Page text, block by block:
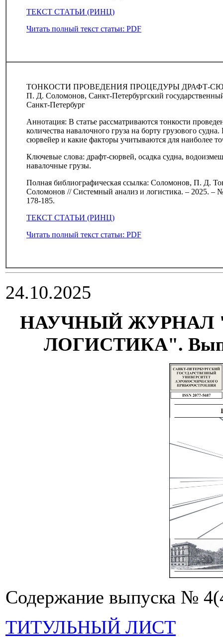
ТЕКСТ СТАТЬИ (РИНЦ)
Читать полный текст статьи: PDF
ТОНКОСТИ ПРОВЕДЕНИЯ ПРОЦЕДУРЫ ДРАФТ-
П. Д. Соломонов, Санкт-Петербургский
Санкт-Петербург
Аннотация: В статье рассматриваются тонкости
количества навалочного груза на борту грузового
сюрвейер и какие факторы учитываются для наиболее
Ключевые слова: драфт-сюрвей, осадка судна,
навалочные грузы.
Полная библиографическая ссылка: Соломонов, П. Д.
Соломонов // Системный анализ и логистика. – 2025. –
178-185.
ТЕКСТ СТАТЬИ (РИНЦ)
Читать полный текст статьи: PDF
24.10.2025
НАУЧНЫЙ ЖУРНАЛ
ЛОГИСТИКА".
Содержание выпуска №
ТИТУЛЬНЫЙ ЛИСТ